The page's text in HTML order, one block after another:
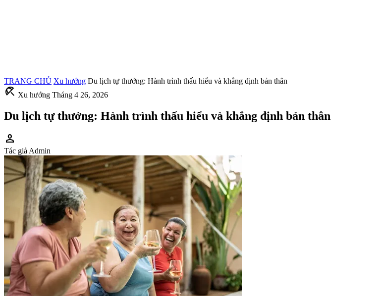
TRANG CHỦ Xu hướng Du lịch tự thưởng: Hành trình thấu hiểu và khẳng định bản thân
beach_access Xu hướng Tháng 4 26, 2026
Du lịch tự thưởng: Hành trình thấu hiểu và khẳng định bản thân
person
Tác giả Admin